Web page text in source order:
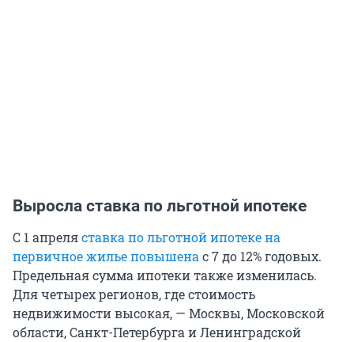
Выросла ставка по льготной ипотеке
С 1 апреляставка по льготной ипотеке на
первичное жилье повышенас 7 до 12% годовых.
Предельная сумма ипотеки также изменилась.
Для четырех регионов, где стоимость
недвижимости высокая, — Москвы, Московской
области, Санкт-Петербурга и Ленинградской